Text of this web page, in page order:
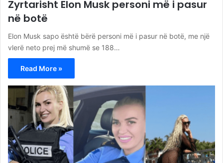
Zyrtarisht Elon Musk personi më i pasur
në botë
Elon Musk sapo është bërë personi më i pasur në botë, me një
vlerë neto prej më shumë se 188…
Read More »